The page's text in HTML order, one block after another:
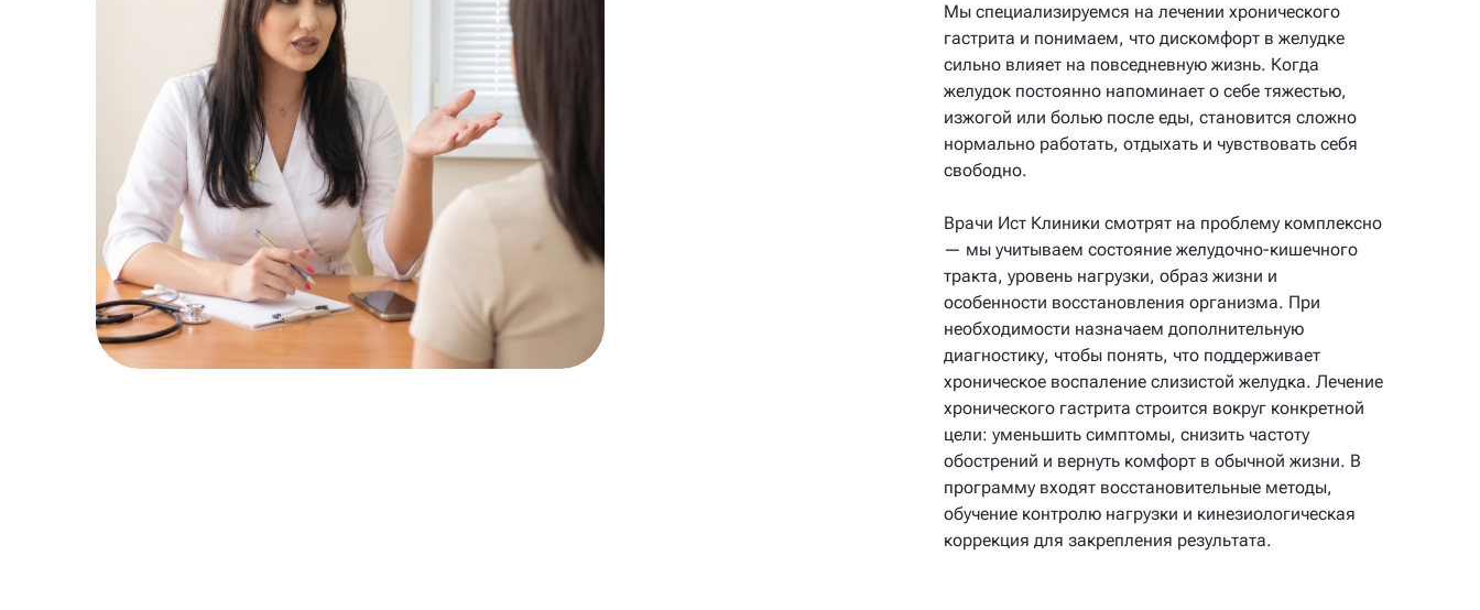
Мы специализируемся на лечении хронического
гастрита и понимаем, что дискомфорт в желудке
сильно влияет на повседневную жизнь. Когда
желудок постоянно напоминает о себе тяжестью,
изжогой или болью после еды, становится сложно
нормально работать, отдыхать и чувствовать себя
свободно.
Врачи Ист Клиники смотрят на проблему комплексно
— мы учитываем состояние желудочно-кишечного
тракта, уровень нагрузки, образ жизни и
особенности восстановления организма. При
необходимости назначаем дополнительную
диагностику, чтобы понять, что поддерживает
хроническое воспаление слизистой желудка. Лечение
хронического гастрита строится вокруг конкретной
цели: уменьшить симптомы, снизить частоту
обострений и вернуть комфорт в обычной жизни. В
программу входят восстановительные методы,
обучение контролю нагрузки и кинезиологическая
коррекция для закрепления результата.